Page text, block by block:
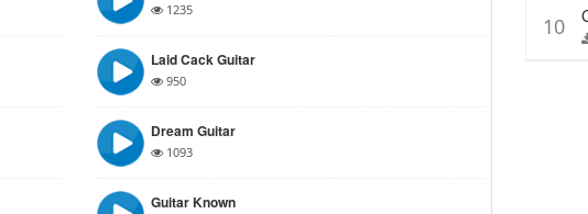
1235
Laid Cack Guitar
950
Dream Guitar
1093
Guitar Known
10